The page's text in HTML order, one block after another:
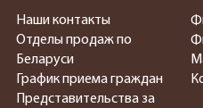
Наши контакты
Отделы продаж по
Беларуси
График приема граждан
Представительства за